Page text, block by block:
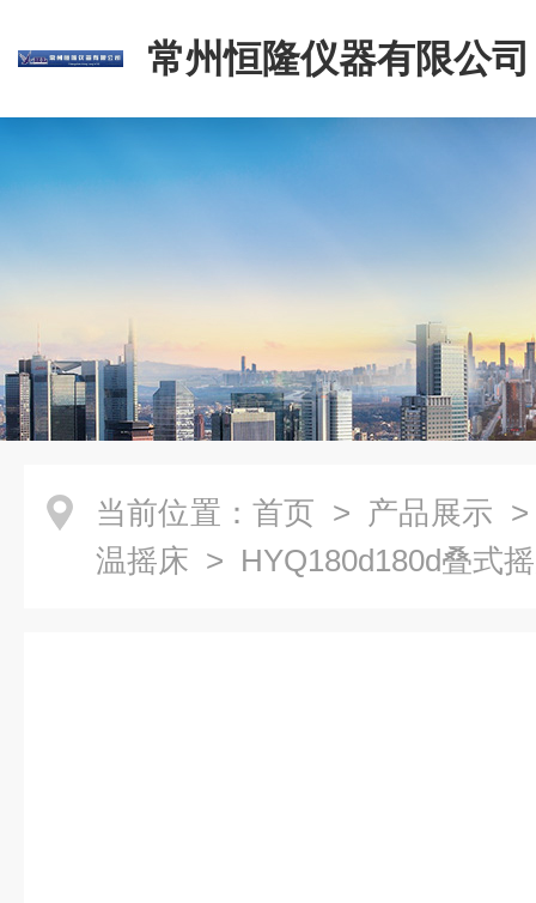
常州恒隆仪器有限公司
当前位置： 首页 > 产品展示
温摇床 > HYQ180d180d叠式